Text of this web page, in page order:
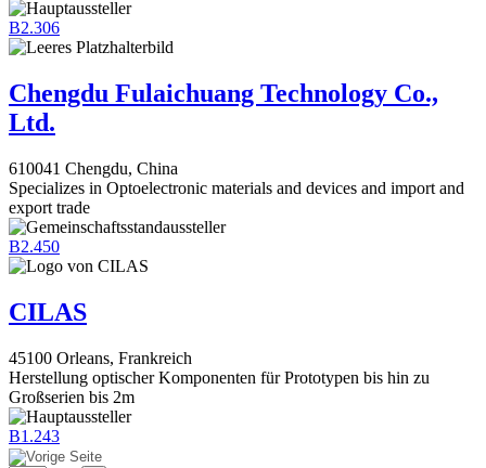
B2.306
Chengdu Fulaichuang Technology Co.,
Ltd.
610041 Chengdu, China
Specializes in Optoelectronic materials and devices and import and
export trade
B2.450
CILAS
45100 Orleans, Frankreich
Herstellung optischer Komponenten für Prototypen bis hin zu
Großserien bis 2m
B1.243